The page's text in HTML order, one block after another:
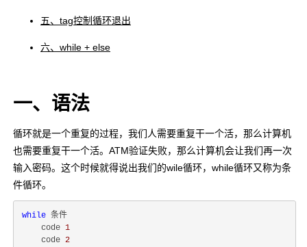
五、tag控制循环退出
六、while + else
一、语法
循环就是一个重复的过程，我们人需要重复干一个活，那么计算机
也需要重复干一个活。ATM验证失败，那么计算机会让我们再一次
输入密码。这个时候就得说出我们的wile循环，while循环又称为条
件循环。
while 条件
    code
1
    code
2